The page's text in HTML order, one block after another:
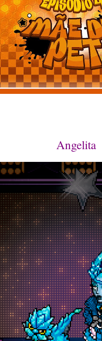
Angelita